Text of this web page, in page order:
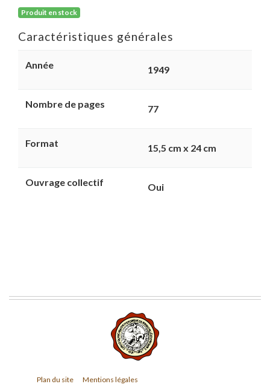
Produit en stock
Caractéristiques générales
Année 1949
Nombre de pages 77
Format 15,5 cm x 24 cm
Ouvrage collectif Oui
Plan du site
Mentions légales